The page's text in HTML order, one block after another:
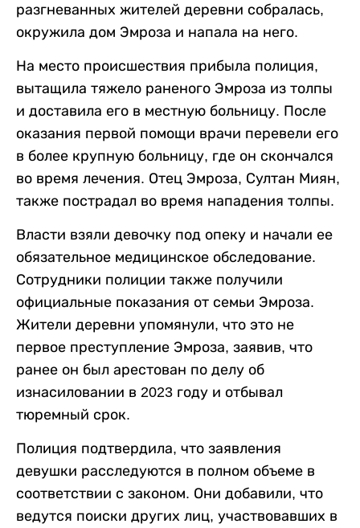
разгневанных жителей деревни собралась,
окружила дом Эмроза и напала на него.
На место происшествия прибыла полиция,
вытащила тяжело раненого Эмроза из толпы
и доставила его в местную больницу. После
оказания первой помощи врачи перевели его
в более крупную больницу, где он скончался
во время лечения. Отец Эмроза, Султан Миян,
также пострадал во время нападения толпы.
Власти взяли девочку под опеку и начали ее
обязательное медицинское обследование.
Сотрудники полиции также получили
официальные показания от семьи Эмроза.
Жители деревни упомянули, что это не
первое преступление Эмроза, заявив, что
ранее он был арестован по делу об
изнасиловании в 2023 году и отбывал
тюремный срок.
Полиция подтвердила, что заявления
девушки расследуются в полном объеме в
соответствии с законом. Они добавили, что
ведутся поиски других лиц, участвовавших в